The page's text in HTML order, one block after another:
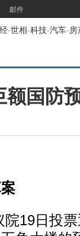
邮件
-世相-科技-汽车-房
额国防
19日投票